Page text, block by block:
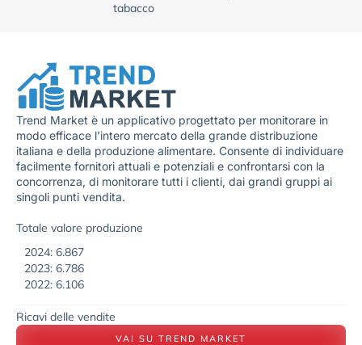
tabacco
Trend Market è un applicativo progettato per monitorare in
modo efficace l’intero mercato della grande distribuzione
italiana e della produzione alimentare. Consente di individuare
facilmente fornitori attuali e potenziali e confrontarsi con la
concorrenza, di monitorare tutti i clienti, dai grandi gruppi ai
singoli punti vendita.
Totale valore produzione
2024: 6.867
2023: 6.786
2022: 6.106
Ricavi delle vendite
VAI SU TREND MARKET